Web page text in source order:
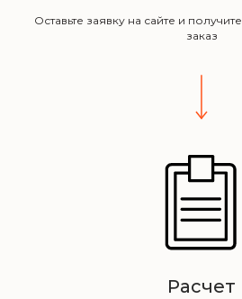
Оставьте заявку на сайте и получите
заказ
Расчет